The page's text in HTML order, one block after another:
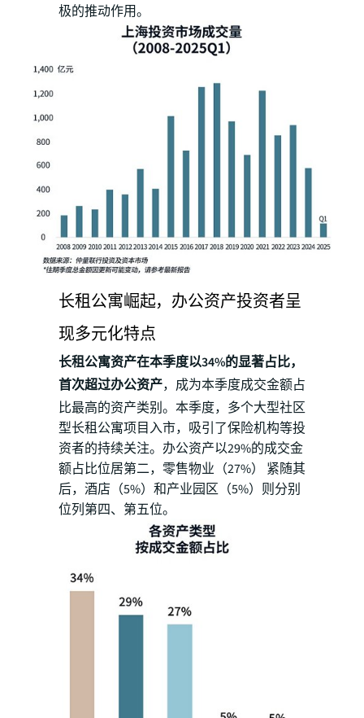
极的推动作用。
长租公寓崛起，办公资产投资者呈
现多元化特点
长租公寓资产在本季度以34%的显著占比，
首次超过办公资产，成为本季度成交金额占
比最高的资产类别。本季度，多个大型社区
型长租公寓项目入市，吸引了保险机构等投
资者的持续关注。办公资产以29%的成交金
额占比位居第二，零售物业（27%） 紧随其
后，酒店（5%）和产业园区（5%）则分别
位列第四、第五位。